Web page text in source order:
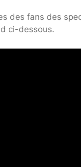
des fans des
ci-dessous.